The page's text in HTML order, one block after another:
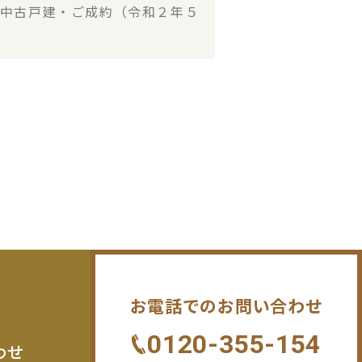
古戸建・ご成約（令和２年５
せ
お電話でのお問い合わせ
0120-355-154